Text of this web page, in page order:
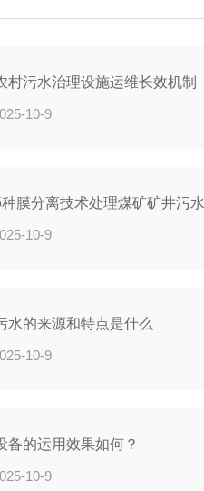
村污水治理设施运维长效机制
10-9
膜分离技术处理煤矿矿井污水
10-9
水的来源和特点是什么
10-9
备的运用效果如何？
10-9